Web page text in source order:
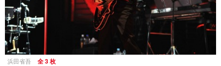
浜田省吾 全 3 枚